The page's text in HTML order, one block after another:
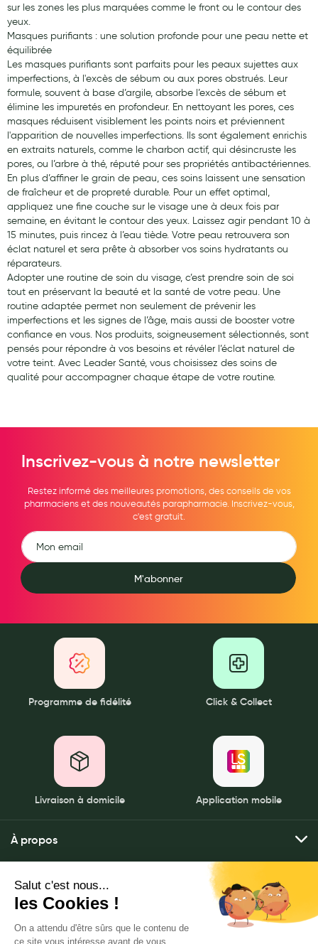
sur les zones les plus marquées comme le front ou le contour des
yeux.
Masques purifiants : une solution profonde pour une peau nette et
équilibrée
Les masques purifiants sont parfaits pour les peaux sujettes aux
imperfections, à l'excès de sébum ou aux pores obstrués. Leur
formule, souvent à base d’argile, absorbe l’excès de sébum et
élimine les impuretés en profondeur. En nettoyant les pores, ces
masques réduisent visiblement les points noirs et préviennent
l'apparition de nouvelles imperfections. Ils sont également enrichis
en extraits naturels, comme le charbon actif, qui désincruste les
pores, ou l’arbre à thé, réputé pour ses propriétés antibactériennes.
En plus d’affiner le grain de peau, ces soins laissent une sensation
de fraîcheur et de propreté durable. Pour un effet optimal,
appliquez une fine couche sur le visage une à deux fois par
semaine, en évitant le contour des yeux. Laissez agir pendant 10 à
15 minutes, puis rincez à l’eau tiède. Votre peau retrouvera son
éclat naturel et sera prête à absorber vos soins hydratants ou
réparateurs.
Adopter une routine de soin du visage, c’est prendre soin de soi
tout en préservant la beauté et la santé de votre peau. Une
routine adaptée permet non seulement de prévenir les
imperfections et les signes de l’âge, mais aussi de booster votre
confiance en vous. Nos produits, soigneusement sélectionnés, sont
pensés pour répondre à vos besoins et révéler l’éclat naturel de
votre teint. Avec Leader Santé, vous choisissez des soins de
qualité pour accompagner chaque étape de votre routine.
Inscrivez-vous à notre newsletter
Restez informé des meilleures promotions, des conseils de vos
pharmaciens et des nouveautés parapharmacie. Inscrivez-vous,
c'est gratuit.
M'abonner
Programme de fidélité Click & Collect
Livraison à domicile Application mobile
À propos
Qui sommes-nous ?
Nos pharmacies
Mentions légales
Politique de gestion des données personnelles
Mes services
Envoyer mes ordonnances
Commander mes produits